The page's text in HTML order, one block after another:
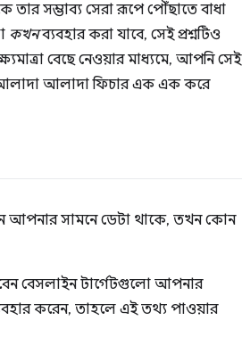
তার সম্ভাব্য সেরা রূপে পৌঁছাতে বাধা
কখনব্যবহার করা যাবে, সেই প্রশ্নটিও
বেছে নেওয়ার মাধ্যমে, আপনি সেই
আলাদা আলাদা ফিচার এক এক করে
আপনার সামনে ডেটা থাকে, তখন কোন
বেসলাইন টার্গেটগুলো আপনার
করেন, তাহলে এই তথ্য পাওয়ার